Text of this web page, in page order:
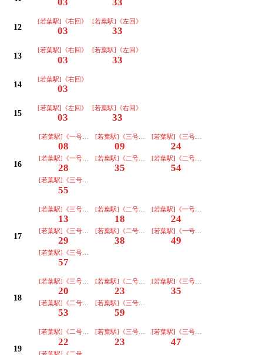
12
[若葉駅]《右回》
03
[若葉駅]《左回》
33
13
[若葉駅]《右回》
03
[若葉駅]《左回》
33
14
[若葉駅]《右回》
03
15
[若葉駅]《左回》
03
[若葉駅]《右回》
33
16
[若葉駅]《一号車･ｺﾐｾﾝ前経由》
08
[若葉駅]《三号車》
09
[若葉駅]《三号車》
24
[若葉駅]《一号車･ｺﾐｾﾝ前経由》
28
[若葉駅]《二号車》
35
[若葉駅]《二号車》
54
[若葉駅]《三号車》
55
17
[若葉駅]《三号車》
13
[若葉駅]《二号車》
18
[若葉駅]《一号車･ｺﾐｾﾝ前経由》
24
[若葉駅]《三号車》
29
[若葉駅]《二号車》
38
[若葉駅]《一号車･ｺﾐｾﾝ前経由》
49
[若葉駅]《三号車》
57
18
[若葉駅]《三号車》
20
[若葉駅]《二号車》
23
[若葉駅]《三号車》
35
[若葉駅]《二号車》
53
[若葉駅]《三号車》
59
19
[若葉駅]《二号車》
22
[若葉駅]《三号車》
23
[若葉駅]《三号車》
47